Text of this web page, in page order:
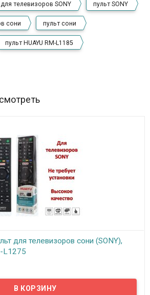
телевизоров SONY пульт SONY
сони пульт сони
пульт HUAYU RM-L1185
для телевизоров сони (SONY),
L1275
для телевизоров SONY, RM-L1275
материалов и прошел проверку по